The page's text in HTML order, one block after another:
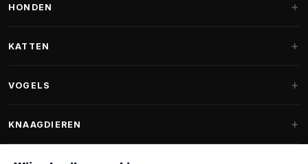
HONDEN
Fantail hondenmanden
KATTEN
Krabpalen voor Maine Coon
VOGELS
Vogelvoer binnenvogels
KNAAGDIEREN